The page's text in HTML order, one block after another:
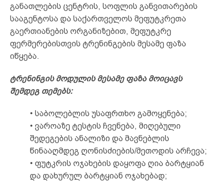
განათლების ცენტრის, სოფლის განვითარების
სააგენტოსა და საქართველოს მეფუტკრეთა
გაერთიანების ორგანიზებით, მეფუტკრე
ფერმერებისთვის ტრენინგების მესამე ფაზა
იწყება.
ტრენინგის მოდულის მესამე ფაზა მოიცავს
შემდეგ თემებს:
• საბოლებლის უსაფრთხო გამოყენება;
• ვაროაზე ტესტის ჩვენება, მიღებული
შედეგების ანალიზი და მავნებლის
წინააღმდეგ ღონისძიების/მეთოდის არჩევა;
• ფუტკრის ოჯახების დაყოფა ღია ბარტყიან
და დახურულ ბარტყიან ოჯახებად;